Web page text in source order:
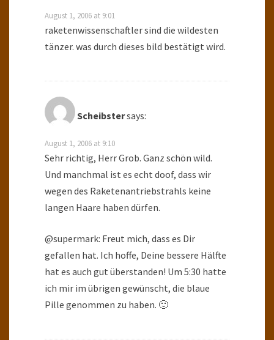
August 1, 2006 at 9:01
raketenwissenschaftler sind die wildesten
tänzer. was durch dieses bild bestätigt wird.
Scheibstersays:
August 1, 2006 at 9:10
Sehr richtig, Herr Grob. Ganz schön wild.
Und manchmal ist es echt doof, dass wir
wegen des Raketenantriebstrahls keine
langen Haare haben dürfen.
@supermark: Freut mich, dass es Dir
gefallen hat. Ich hoffe, Deine bessere Hälfte
hat es auch gut überstanden! Um 5:30 hatte
ich mir im übrigen gewünscht, die blaue
Pille genommen zu haben. 🙂